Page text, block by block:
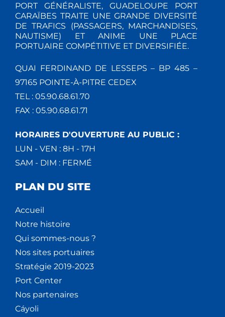
PORT GÉNÉRALISTE, GUADELOUPE PORT
CARAÏBES TRAITE UNE GRANDE DIVERSITÉ
DE TRAFICS (PASSAGERS, MARCHANDISES,
NAUTISME) ET ANIME UNE PLACE
PORTUAIRE COMPÉTITIVE ET DIVERSIFIÉE.
QUAI FERDINAND DE LESSEPS – BP 485 –
97165 POINTE-À-PITRE CEDEX
TEL : 05.90.68.61.70
FAX : 05.90.68.61.71
HORAIRES D'OUVERTURE AU PUBLIC :
LUN - VEN : 8H - 17H
SAM - DIM : FERMÉ
PLAN DU SITE
Accueil
Notre histoire
Qui sommes-nous ?
Nos sites portuaires
Stratégie 2019-2023
Port Center
Nos partenaires
Cáyoli